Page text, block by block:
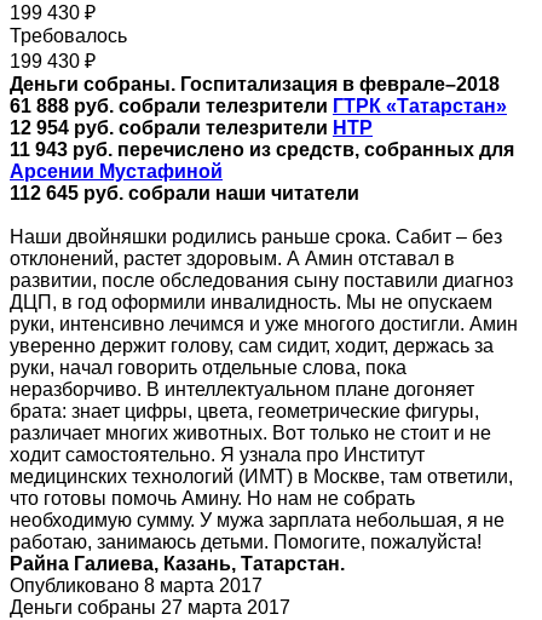
199 430 ₽
Требовалось
199 430 ₽
Деньги собраны. Госпитализация в феврале–2018
61 888 руб. собрали телезрители ГТРК «Татарстан»
12 954 руб. собрали телезрители НТР
11 943 руб. перечислено из средств, собранных для
Арсении Мустафиной
112 645 руб. собрали наши читатели
Наши двойняшки родились раньше срока. Сабит – без
отклонений, растет здоровым. А Амин отставал в
развитии, после обследования сыну поставили диагноз
ДЦП, в год оформили инвалидность. Мы не опускаем
руки, интенсивно лечимся и уже многого достигли. Амин
уверенно держит голову, сам сидит, ходит, держась за
руки, начал говорить отдельные слова, пока
неразборчиво. В интеллектуальном плане догоняет
брата: знает цифры, цвета, геометрические фигуры,
различает многих животных. Вот только не стоит и не
ходит самостоятельно. Я узнала про Институт
медицинских технологий (ИМТ) в Москве, там ответили,
что готовы помочь Амину. Но нам не собрать
необходимую сумму. У мужа зарплата небольшая, я не
работаю, занимаюсь детьми. Помогите, пожалуйста!
Райна Галиева, Казань, Татарстан.
Опубликовано 8 марта 2017
Деньги собраны 27 марта 2017